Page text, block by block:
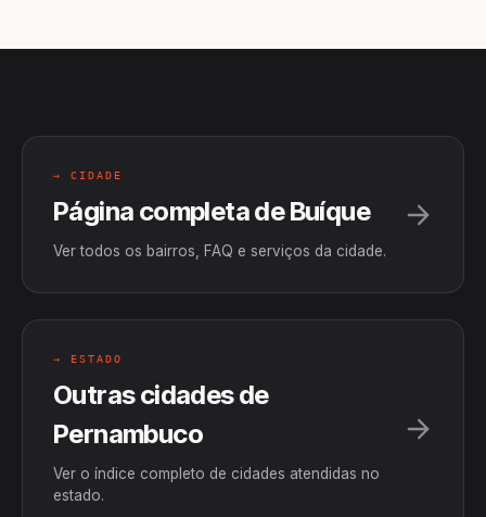
→ CIDADE
Página completa de Buíque
Ver todos os bairros, FAQ e serviços da cidade.
→ ESTADO
Outras cidades de
Pernambuco
Ver o índice completo de cidades atendidas no
estado.